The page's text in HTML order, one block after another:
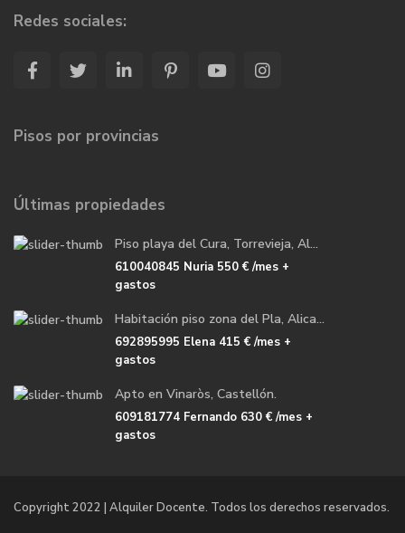
Redes sociales:
Pisos por provincias
Últimas propiedades
Piso playa del Cura, Torrevieja, Al...
610040845 Nuria 550 €/mes +
gastos
Habitación piso zona del Pla, Alica...
692895995 Elena 415 €/mes +
gastos
Apto en Vinaròs, Castellón.
609181774 Fernando 630 €/mes +
gastos
Copyright 2022 | Alquiler Docente. Todos los derechos reservados.